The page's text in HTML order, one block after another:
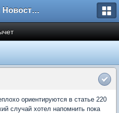
Форум Новостройки
ориентируются в статье 220
случай хотел напомнить пока